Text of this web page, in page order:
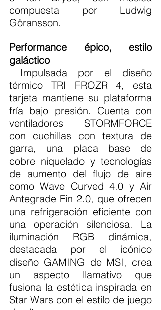
compuesta por Ludwig
Göransson.
Performance épico, estilo
galáctico
térmico TRI FROZR 4, esta
tarjeta mantiene su plataforma
fría bajo presión. Cuenta con
ventiladores STORMFORCE
con cuchillas con textura de
garra, una placa base de
cobre niquelado y tecnologías
de aumento del flujo de aire
como Wave Curved 4.0 y Air
Antegrade Fin 2.0, que ofrecen
una refrigeración eficiente con
una operación silenciosa. La
iluminación RGB dinámica,
destacada por el icónico
diseño GAMING de MSI, crea
un aspecto llamativo que
fusiona la estética inspirada en
Star Wars con el estilo de juego